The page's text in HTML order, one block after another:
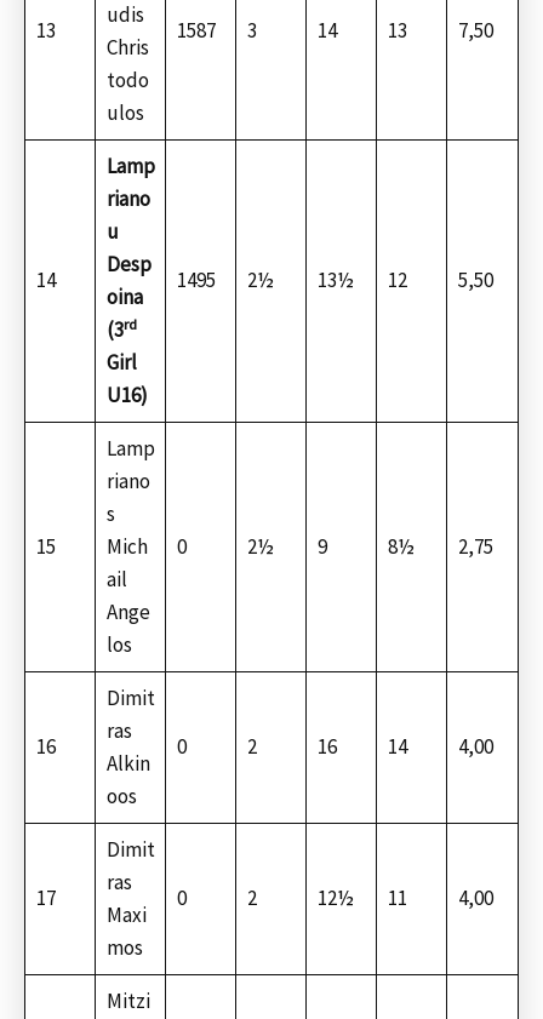
13
udis
Chris
todo
ulos
1587 3 14 13 7,50
14
Lamp
riano
u
Desp
oina
(3rd
Girl
U16)
1495 2½ 13½ 12 5,50
15
Lamp
riano
s
Mich
ail
Ange
los
0 2½ 9 8½ 2,75
16
Dimit
ras
Alkin
oos
0 2 16 14 4,00
17
Dimit
ras
Maxi
mos
0 2 12½ 11 4,00
Mitzi